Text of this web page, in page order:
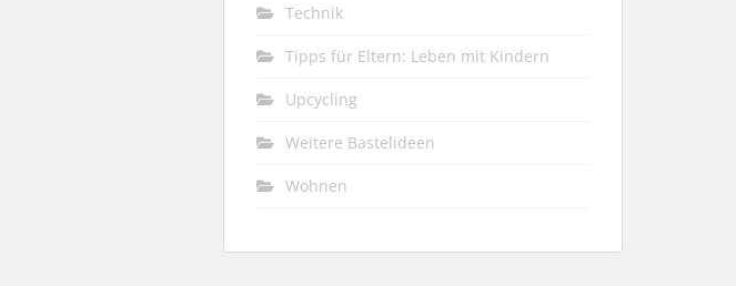
Technik
Tipps für Eltern: Leben mit Kindern
Upcycling
Weitere Bastelideen
Wohnen